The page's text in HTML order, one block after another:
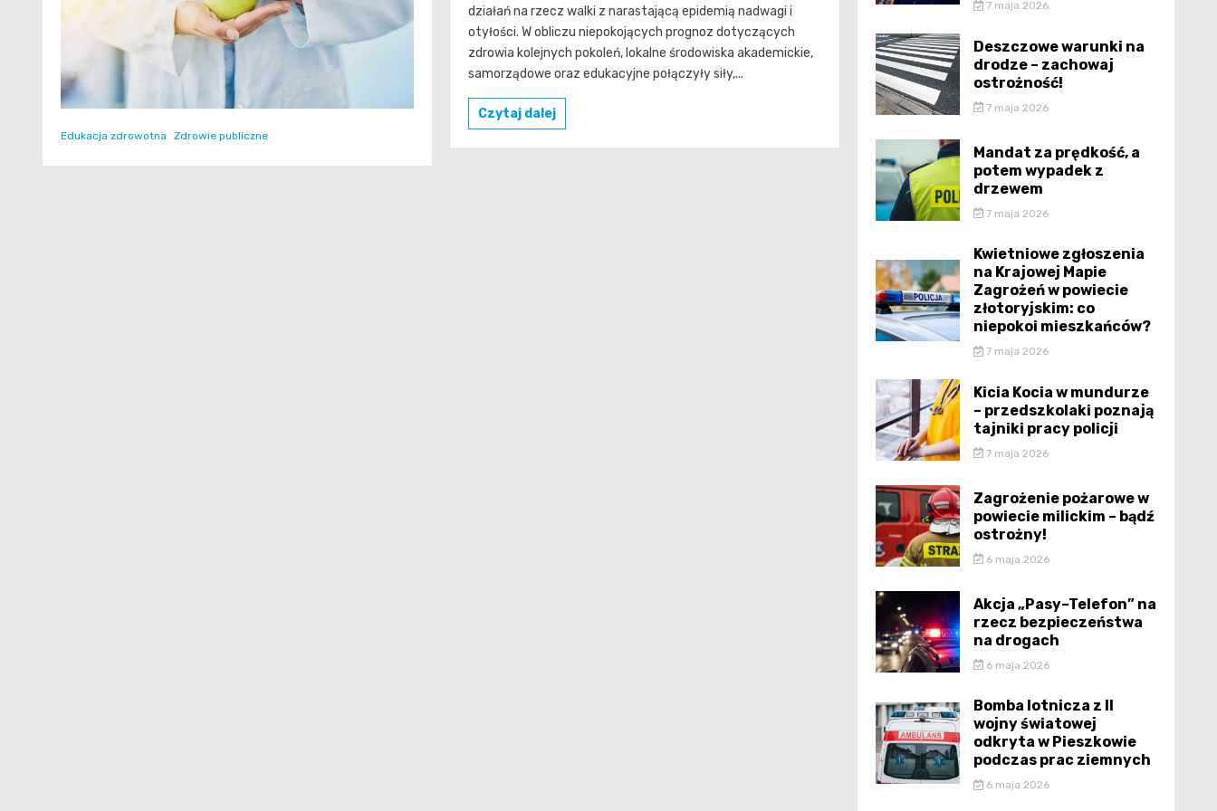
Edukacja zdrowotna Zdrowie publiczne
działań na rzecz walki z narastającą epidemią nadwagi i
otyłości. W obliczu niepokojących prognoz dotyczących
zdrowia kolejnych pokoleń, lokalne środowiska akademickie,
samorządowe oraz edukacyjne połączyły siły,...
Czytaj dalej
7 maja 2026
Deszczowe warunki na
drodze – zachowaj
ostrożność!
7 maja 2026
Mandat za prędkość, a
potem wypadek z
drzewem
7 maja 2026
Kwietniowe zgłoszenia
na Krajowej Mapie
Zagrożeń w powiecie
złotoryjskim: co
niepokoi mieszkańców?
7 maja 2026
Kicia Kocia w mundurze
– przedszkolaki poznają
tajniki pracy policji
7 maja 2026
Zagrożenie pożarowe w
powiecie milickim – bądź
ostrożny!
6 maja 2026
Akcja „Pasy–Telefon” na
rzecz bezpieczeństwa
na drogach
6 maja 2026
Bomba lotnicza z II
wojny światowej
odkryta w Pieszkowie
podczas prac ziemnych
6 maja 2026